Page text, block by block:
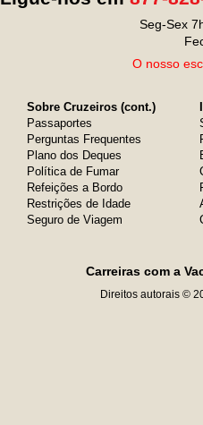
Seg-Sex
O nosso
Sobre Cruzeiros (cont.)
Passaportes
Perguntas Frequentes
Plano dos Deques
Política de Fumar
Refeições a Bordo
Restrições de Idade
Seguro de Viagem
Carreiras com a
Direitos autorais ©